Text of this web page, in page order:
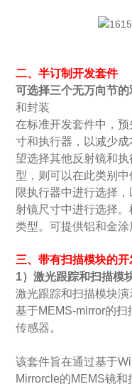
二、半订制开发套件
可选择三个无万向节的
和封装
在标准开发套件中，
寸和执行器，以减少
望选择其他反射镜和
型，则可以在此类别
限执行器中进行选择
射镜尺寸中进行选择
类型。可提供铝和金涂
三、带有扫描模块的
1）激光跟踪和扫描模
激光跟踪和扫描模块
基于MEMS-mirror的
传感器。
该套件旨在通过基于
Mirrorcle的MEMS镜和